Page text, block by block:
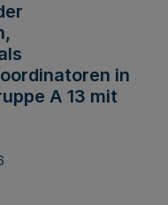
in
A 13 mit